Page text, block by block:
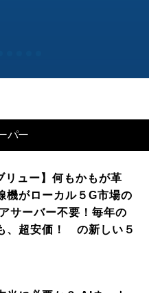
パー
リュー】何もかもが革
機がローカル５G市場の
サーバー不要！毎年の
、超安価！ の新しい５